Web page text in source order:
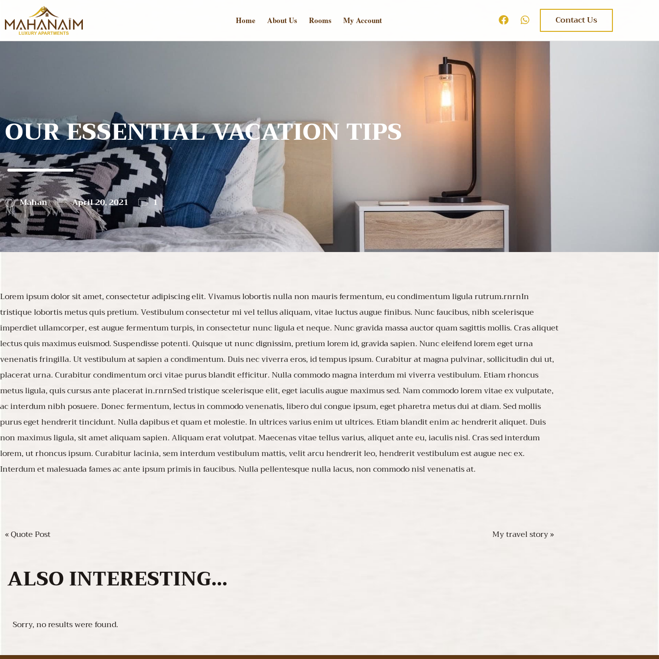
Home About Us Rooms My Account Contact Us
OUR ESSENTIAL VACATION TIPS
Mahan April 20, 2021 1
Lorem ipsum dolor sit amet, consectetur adipiscing elit. Vivamus lobortis nulla non mauris fermentum, eu condimentum ligula rutrum.rnrnIn
tristique lobortis metus quis pretium. Vestibulum consectetur mi vel tellus aliquam, vitae luctus augue finibus. Nunc faucibus, nibh scelerisque
imperdiet ullamcorper, est augue fermentum turpis, in consectetur nunc ligula et neque. Nunc gravida massa auctor quam sagittis mollis. Cras aliquet
lectus quis maximus euismod. Suspendisse potenti. Quisque ut nunc dignissim, pretium lorem id, gravida sapien. Nunc eleifend lorem eget urna
venenatis fringilla. Ut vestibulum at sapien a condimentum. Duis nec viverra eros, id tempus ipsum. Curabitur at magna pulvinar, sollicitudin dui ut,
placerat urna. Curabitur condimentum orci vitae purus blandit efficitur. Nulla commodo magna interdum mi viverra vestibulum. Etiam rhoncus
metus ligula, quis cursus ante placerat in.rnrnSed tristique scelerisque elit, eget iaculis augue maximus sed. Nam commodo lorem vitae ex vulputate,
ac interdum nibh posuere. Donec fermentum, lectus in commodo venenatis, libero dui congue ipsum, eget pharetra metus dui at diam. Sed mollis
purus eget hendrerit tincidunt. Nulla dapibus et quam et molestie. In ultrices varius enim ut ultrices. Etiam blandit enim ac hendrerit aliquet. Duis
non maximus ligula, sit amet aliquam sapien. Aliquam erat volutpat. Maecenas vitae tellus varius, aliquet ante eu, iaculis nisl. Cras sed interdum
lorem, ut rhoncus ipsum. Curabitur lacinia, sem interdum vestibulum mattis, velit arcu hendrerit leo, hendrerit vestibulum est augue nec ex.
Interdum et malesuada fames ac ante ipsum primis in faucibus. Nulla pellentesque nulla lacus, non commodo nisl venenatis at.
« Quote Post My travel story »
ALSOINTERESTING...
Sorry, no results were found.